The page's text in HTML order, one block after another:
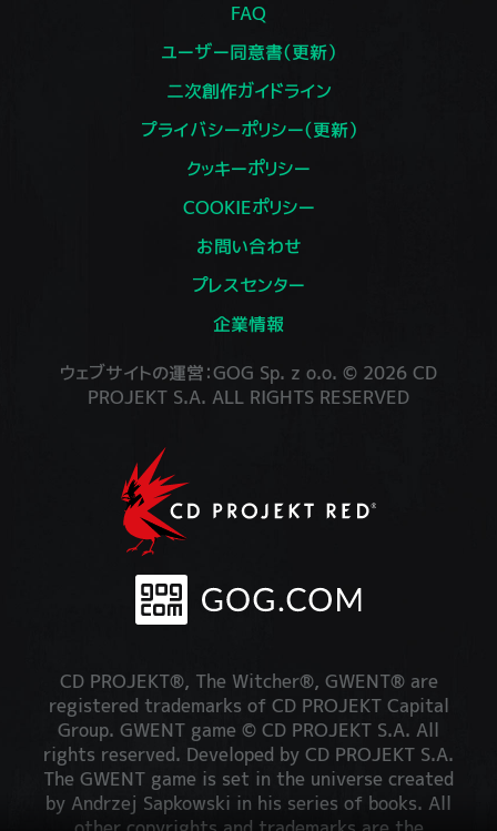
FAQ
ユーザー同意書（更新）
二次創作ガイドライン
プライバシーポリシー（更新）
クッキーポリシー
COOKIEポリシー
お問い合わせ
プレスセンター
企業情報
ウェブサイトの運営：GOG Sp. z o.o. © 2026 CD
PROJEKT S.A. ALL RIGHTS RESERVED
CD PROJEKT®, The Witcher®, GWENT® are
registered trademarks of CD PROJEKT Capital
Group. GWENT game © CD PROJEKT S.A. All
rights reserved. Developed by CD PROJEKT S.A.
The GWENT game is set in the universe created
by Andrzej Sapkowski in his series of books. All